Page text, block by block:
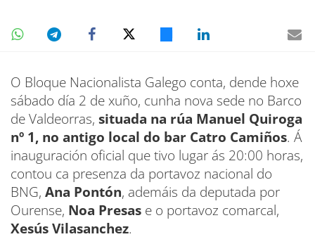
O Bloque Nacionalista Galego conta, dende hoxe
sábado día 2 de xuño, cunha nova sede no Barco
de Valdeorras, situada na rúa Manuel Quiroga
nº 1, no antigo local do bar Catro Camiños. Á
inauguración oficial que tivo lugar ás 20:00 horas,
contou ca presenza da portavoz nacional do
BNG, Ana Pontón, ademáis da deputada por
Ourense, Noa Presas e o portavoz comarcal,
Xesús Vilasanchez.